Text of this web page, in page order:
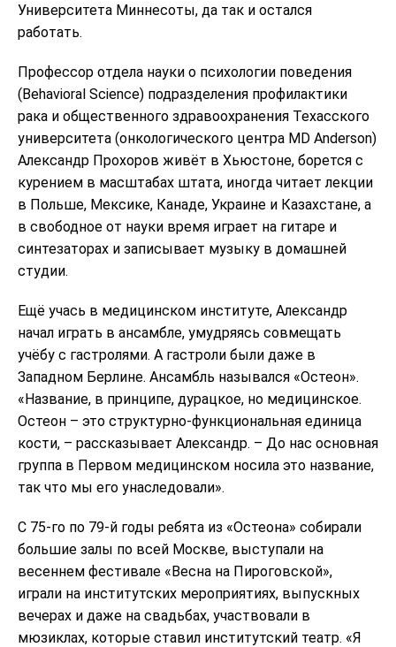
Университета Миннесоты, да так и остался
работать.
Профессор отдела науки о псиxологии поведения
(Behavioral Science) подразделения профилактики
рака и общественного здравоохранения Техасского
университета (онкологического центра MD Anderson)
Александр Прохоров живёт в Хьюстоне, борется с
курением в масштабах штата, иногда читает лекции
в Польше, Мексике, Канаде, Украине и Казахстане, а
в свободное от науки время играет на гитаре и
синтезаторах и записывает музыку в домашней
студии.
Ещё учась в медицинском институте, Александр
начал играть в ансамбле, умудряясь совмещать
учёбу с гастролями. А гастроли были даже в
Западном Берлине. Ансамбль назывался «Остеон».
«Название, в принципе, дурацкое, но медицинское.
Остеон – это структурно-функциональная единица
кости, – рассказывает Александр. – До нас основная
группа в Первом медицинском носила это название,
так что мы его унаследовали».
С 75-го по 79-й годы ребята из «Остеона» собирали
большие залы по всей Москве, выступали на
весеннем фестивале «Весна на Пироговской»,
играли на институтских мероприятиях, выпускных
вечерах и даже на свадьбах, участвовали в
мюзиклах, которые ставил институтский театр. «Я